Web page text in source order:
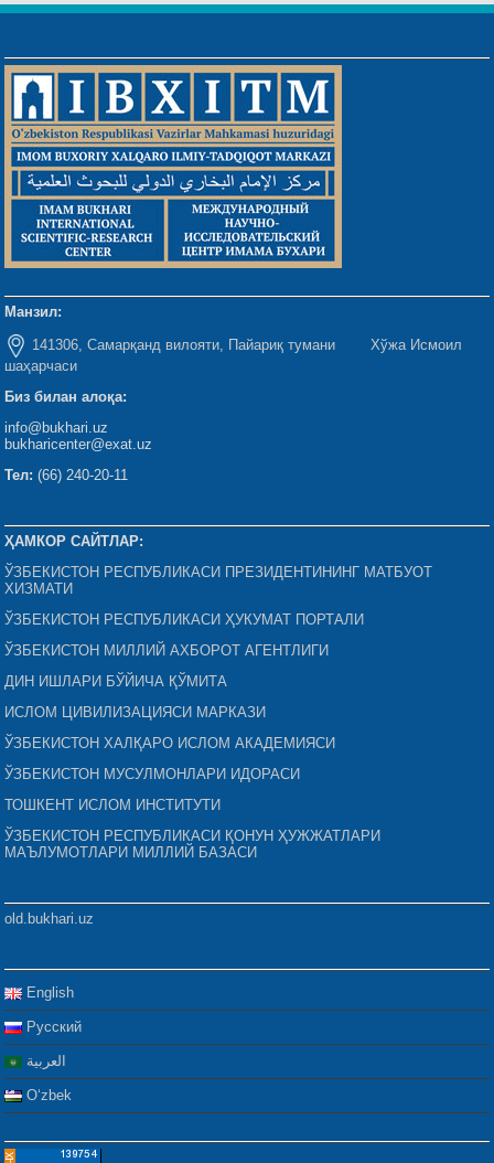
Манзил:
141306, Самарқанд вилояти, Пайариқ тумани Хўжа Исмоил
шаҳарчаси
Биз билан алоқа:
info@bukhari.uz
bukharicenter@exat.uz
Тел: (66) 240-20-11
ҲАМКОР САЙТЛАР:
ЎЗБЕКИСТОН РЕСПУБЛИКАСИ ПРЕЗИДЕНТИНИНГ МАТБУОТ
ХИЗМАТИ
ЎЗБЕКИСТОН РЕСПУБЛИКАСИ ҲУКУМАТ ПОРТАЛИ
ЎЗБЕКИСТОН МИЛЛИЙ АХБОРОТ АГЕНТЛИГИ
ДИН ИШЛАРИ БЎЙИЧА ҚЎМИТА
ИСЛОМ ЦИВИЛИЗАЦИЯСИ МАРКАЗИ
ЎЗБЕКИСТОН ХАЛҚАРО ИСЛОМ АКАДЕМИЯСИ
ЎЗБЕКИСТОН МУСУЛМОНЛАРИ ИДОРАСИ
ТОШКЕНТ ИСЛОМ ИНСТИТУТИ
ЎЗБЕКИСТОН РЕСПУБЛИКАСИ ҚОНУН ҲУЖЖАТЛАРИ
МАЪЛУМОТЛАРИ МИЛЛИЙ БАЗАСИ
old.bukhari.uz
English
Русский
العربية
Oʻzbek